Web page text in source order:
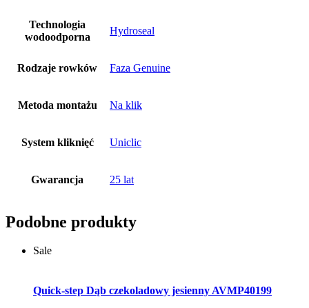
Technologia
wodoodporna
Hydroseal
Rodzaje rowków Faza Genuine
Metoda montażu Na klik
System kliknięć Uniclic
Gwarancja 25 lat
Podobne produkty
Sale
Quick-step Dąb czekoladowy jesienny AVMP40199